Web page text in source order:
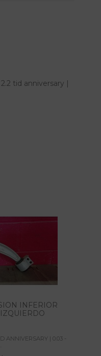
tid anniversary |
INFERIOR
ANNIVERSARY | 0.03 -